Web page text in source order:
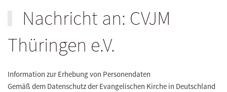
Nachricht an: CVJM
Thüringen e.V.
Information zur Erhebung von Personendaten
Gemäß dem Datenschutz der Evangelischen Kirche in Deutschland